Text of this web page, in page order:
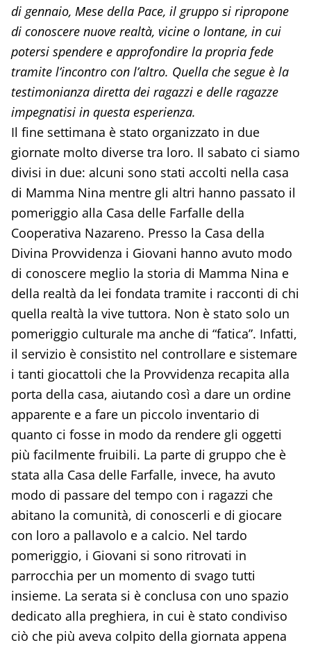
di gennaio, Mese della Pace, il gruppo si ripropone
di conoscere nuove realtà, vicine o lontane, in cui
potersi spendere e approfondire la propria fede
tramite l’incontro con l’altro. Quella che segue è la
testimonianza diretta dei ragazzi e delle ragazze
impegnatisi in questa esperienza.
Il fine settimana è stato organizzato in due
giornate molto diverse tra loro. Il sabato ci siamo
divisi in due: alcuni sono stati accolti nella casa
di Mamma Nina mentre gli altri hanno passato il
pomeriggio alla Casa delle Farfalle della
Cooperativa Nazareno. Presso la Casa della
Divina Provvidenza i Giovani hanno avuto modo
di conoscere meglio la storia di Mamma Nina e
della realtà da lei fondata tramite i racconti di chi
quella realtà la vive tuttora. Non è stato solo un
pomeriggio culturale ma anche di “fatica”. Infatti,
il servizio è consistito nel controllare e sistemare
i tanti giocattoli che la Provvidenza recapita alla
porta della casa, aiutando così a dare un ordine
apparente e a fare un piccolo inventario di
quanto ci fosse in modo da rendere gli oggetti
più facilmente fruibili. La parte di gruppo che è
stata alla Casa delle Farfalle, invece, ha avuto
modo di passare del tempo con i ragazzi che
abitano la comunità, di conoscerli e di giocare
con loro a pallavolo e a calcio. Nel tardo
pomeriggio, i Giovani si sono ritrovati in
parrocchia per un momento di svago tutti
insieme. La serata si è conclusa con uno spazio
dedicato alla preghiera, in cui è stato condiviso
ciò che più aveva colpito della giornata appena